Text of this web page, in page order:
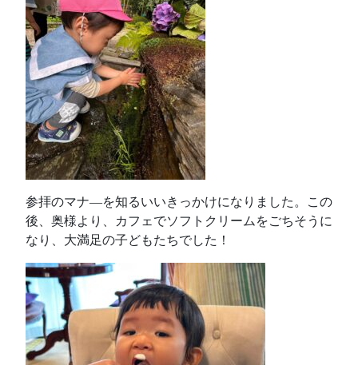
参拝のマナ—を知るいいきっかけになりました。この
後、奥様より、カフェでソフトクリームをごちそうに
なり、大満足の子どもたちでした！